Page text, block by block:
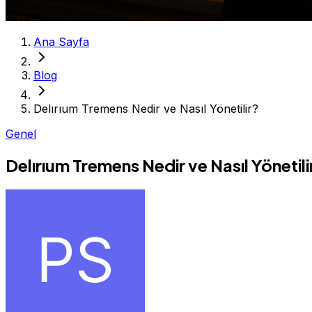
Ana Sayfa
Blog
Delırıum Tremens Nedir ve Nasıl Yönetilir?
Genel
Delırıum Tremens Nedir ve Nasıl